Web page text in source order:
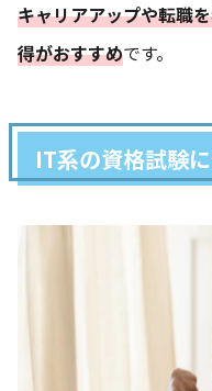
キャリアアップや転職
得がおすすめです。
IT系の資格試験